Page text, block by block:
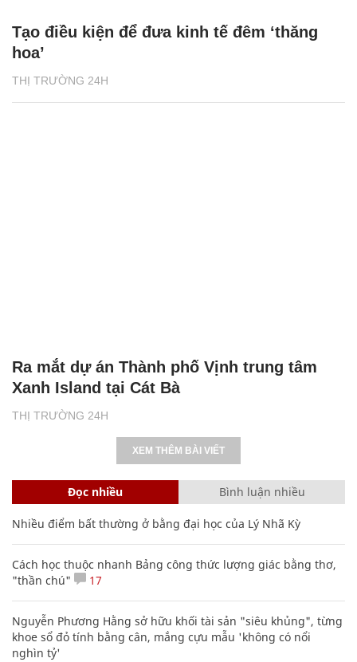
THỊ TRƯỜNG 24H
Tạo điều kiện để đưa kinh tế đêm ‘thăng
hoa’
THỊ TRƯỜNG 24H
Ra mắt dự án Thành phố Vịnh trung tâm
Xanh Island tại Cát Bà
XEM THÊM BÀI VIẾT
Đọc nhiều Bình luận nhiều
Nhiều điểm bất thường ở bằng đại học của Lý Nhã Kỳ
Cách học thuộc nhanh Bảng công thức lượng giác bằng thơ,
"thần chú"
17
Nguyễn Phương Hằng sở hữu khối tài sản "siêu khủng", từng
khoe sổ đỏ tính bằng cân, mắng cựu mẫu 'không có nổi
nghìn tỷ'